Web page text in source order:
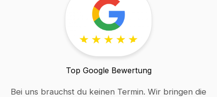
Top Google Bewertung
Bei uns brauchst du keinen Termin. Wir bringen die